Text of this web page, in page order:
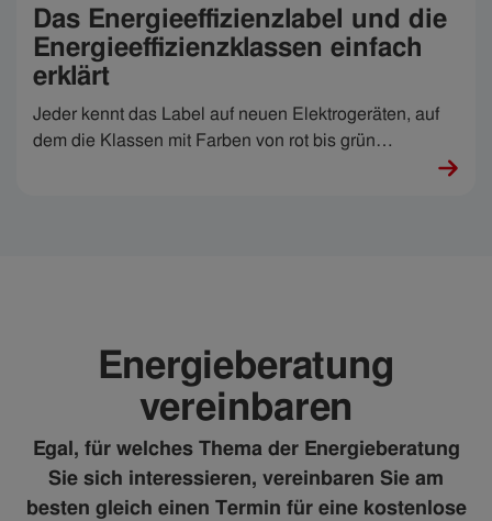
Das Energieeffizienzlabel und die
Energieeffizienzklassen einfach
erklärt
Jeder kennt das Label auf neuen Elektrogeräten, auf
dem die Klassen mit Farben von rot bis grün
gekennzeichnet sind. Rein assoziativ ist grün natürlich
Energieberatung
vereinbaren
Egal, für welches Thema der Energieberatung
Sie sich interessieren, vereinbaren Sie am
besten gleich einen Termin für eine kostenlose